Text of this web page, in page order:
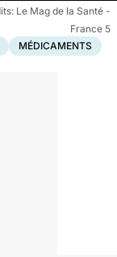
Le Mag de la Santé -
France 5
MÉDICAMENTS